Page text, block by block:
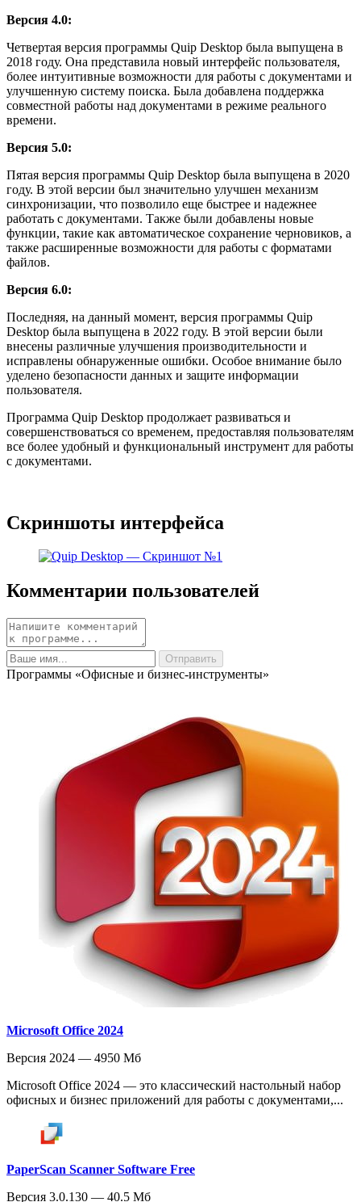
Версия 4.0:
Четвертая версия программы Quip Desktop была выпущена в
2018 году. Она представила новый интерфейс пользователя,
более интуитивные возможности для работы с документами и
улучшенную систему поиска. Была добавлена поддержка
совместной работы над документами в режиме реального
времени.
Версия 5.0:
Пятая версия программы Quip Desktop была выпущена в 2020
году. В этой версии был значительно улучшен механизм
синхронизации, что позволило еще быстрее и надежнее
работать с документами. Также были добавлены новые
функции, такие как автоматическое сохранение черновиков, а
также расширенные возможности для работы с форматами
файлов.
Версия 6.0:
Последняя, на данный момент, версия программы Quip
Desktop была выпущена в 2022 году. В этой версии были
внесены различные улучшения производительности и
исправлены обнаруженные ошибки. Особое внимание было
уделено безопасности данных и защите информации
пользователя.
Программа Quip Desktop продолжает развиваться и
совершенствоваться со временем, предоставляя пользователям
все более удобный и функциональный инструмент для работы
с документами.
Скриншоты интерфейса
Комментарии пользователей
Программы «Офисные и бизнес-инструменты»
Microsoft Office 2024
Версия 2024 — 4950 Мб
Microsoft Office 2024 — это классический настольный набор
офисных и бизнес приложений для работы с документами,...
PaperScan Scanner Software Free
Версия 3.0.130 — 40.5 Мб